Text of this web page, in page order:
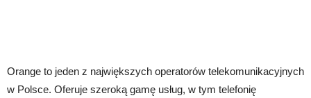
Orange to jeden z największych operatorów telekomunikacyjnych
w Polsce. Oferuje szeroką gamę usług, w tym telefonię